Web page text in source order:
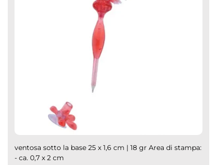
ventosa sotto la base 25 x 1,6 cm | 18 gr Area di stampa:
- ca. 0,7 x 2 cm